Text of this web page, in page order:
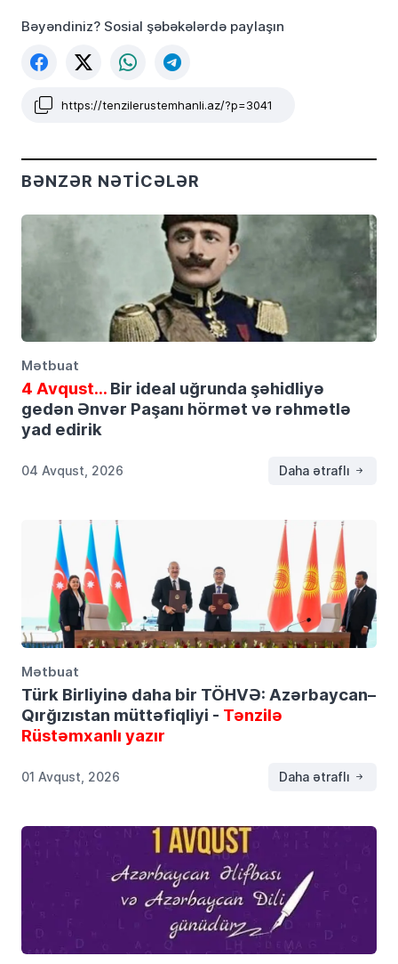
Bəyəndiniz? Sosial şəbəkələrdə paylaşın
https://tenzilerustemhanli.az/?p=3041
BƏNZƏR NƏTICƏLƏR
Mətbuat
4 Avqust…Bir ideal uğrunda şəhidliyə
gedən Ənvər Paşanı hörmət və rəhmətlə
yad edirik
04 Avqust, 2026 Daha ətraflı
Mətbuat
Türk Birliyinə daha bir TÖHVƏ: Azərbaycan–
Qırğızıstan müttəfiqliyi - Tənzilə
Rüstəmxanlı yazır
01 Avqust, 2026 Daha ətraflı